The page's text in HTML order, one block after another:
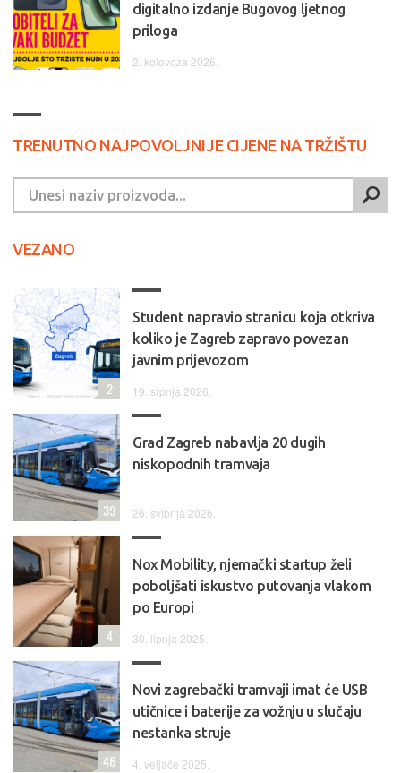
digitalno izdanje Bugovog ljetnog
priloga
2. kolovoza 2026.
TRENUTNO NAJPOVOLJNIJE CIJENE NA TRŽIŠTU
VEZANO
Student napravio stranicu koja otkriva
koliko je Zagreb zapravo povezan
javnim prijevozom
19. srpnja 2026.
2
Grad Zagreb nabavlja 20 dugih
niskopodnih tramvaja
26. svibnja 2026.
39
Nox Mobility, njemački startup želi
poboljšati iskustvo putovanja vlakom
po Europi
30. lipnja 2025.
4
Novi zagrebački tramvaji imat će USB
utičnice i baterije za vožnju u slučaju
nestanka struje
4. veljače 2025.
46